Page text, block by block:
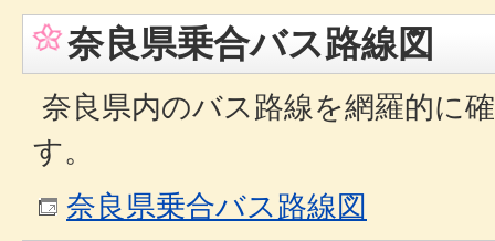
奈良県乗合バス路線図
奈良県内のバス路線を網羅的に
す。
奈良県乗合バス路線図